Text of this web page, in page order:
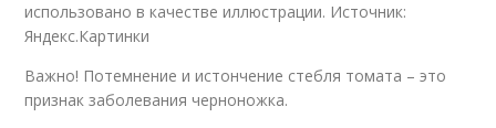
использовано в качестве иллюстрации. Источник:
Яндекс.Картинки
Важно! Потемнение и истончение стебля томата – это
признак заболевания черноножка.